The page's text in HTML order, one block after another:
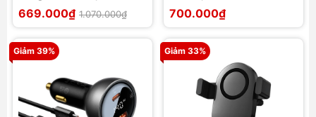
15W Baseus Milky Way
669.000₫ 1.070.000₫
RavPower RP-VC030
PD Pionner 49W
700.000₫
Giảm 39% Giảm 33%